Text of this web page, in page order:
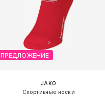
ПРЕДЛОЖЕНИЕ
JAKO
Спортивные носки